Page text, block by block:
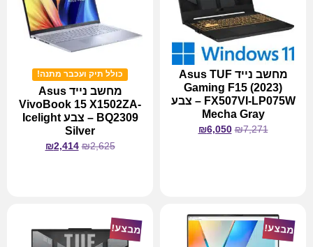
מחשב נייד Asus TUF
Gaming F15 (2023)
FX507VI-LP075W – צבע
Mecha Gray
₪7,271
₪6,050
כולל תיק ועכבר מתנה!
מחשב נייד Asus
VivoBook 15 X1502ZA-
BQ2309 – צבע Icelight
Silver
₪2,625
₪2,414
מבצע! מבצע!